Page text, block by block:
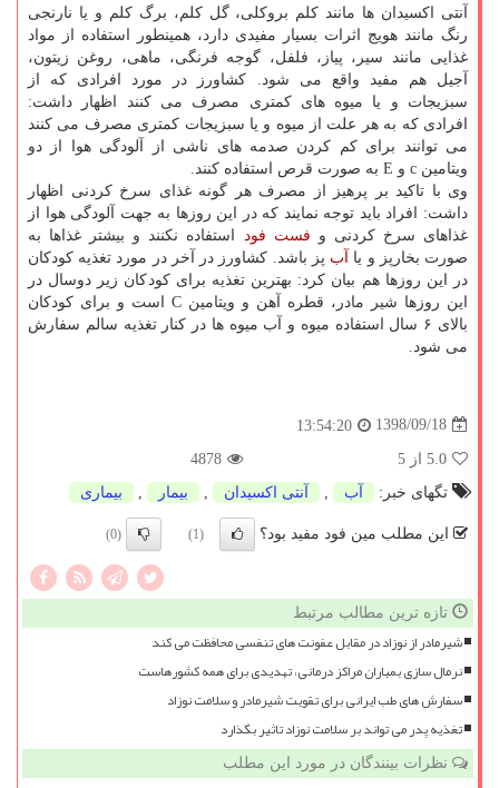
آنتی اكسیدان ها مانند كلم بروكلی، گل كلم، برگ كلم و یا نارنجی
رنگ مانند هویج اثرات بسیار مفیدی دارد، همینطور استفاده از مواد
غذایی مانند سیر، پیاز، فلفل، گوجه فرنگی، ماهی، روغن زیتون،
آجیل هم مفید واقع می شود. كشاورز در مورد افرادی كه از
سبزیجات و یا میوه های كمتری مصرف می كنند اظهار داشت:
افرادی كه به هر علت از میوه و یا سبزیجات كمتری مصرف می كنند
می توانند برای كم كردن صدمه های ناشی از آلودگی هوا از دو
ویتامین c و E به صورت قرص استفاده كنند.
وی با تاكید بر پرهیز از مصرف هر گونه غذای سرخ كردنی اظهار
داشت: افراد باید توجه نمایند كه در این روزها به جهت آلودگی هوا از
غذاهای سرخ كردنی و فست فود استفاده نكنند و بیشتر غذاها به
صورت بخارپز و یا
آب پز باشد. كشاورز در آخر در مورد تغذیه كودكان
در این روزها هم بیان كرد: بهترین تغذیه برای كودكان زیر دوسال در
این روزها شیر مادر، قطره آهن و ویتامین C است و برای كودكان
بالای ۶ سال استفاده میوه و آب میوه ها در كنار تغذیه سالم سفارش
می شود.
1398/09/18
13:54:20
5.0 از 5
4878
تگهای خبر:
آب آنتی اكسیدان بیمار بیماری
این مطلب مین فود مفید بود؟ (1)
(0)
تازه ترین مطالب مرتبط
شیرمادر از نوزاد در مقابل عفونت های تنفسی محافظت می کند
نرمال سازی بمباران مراکز درمانی، تهدیدی برای همه کشورهاست
سفارش های طب ایرانی برای تقویت شیرمادر و سلامت نوزاد
تغذیه پدر می تواند بر سلامت نوزاد تاثیر بگذارد
نظرات بینندگان در مورد این مطلب